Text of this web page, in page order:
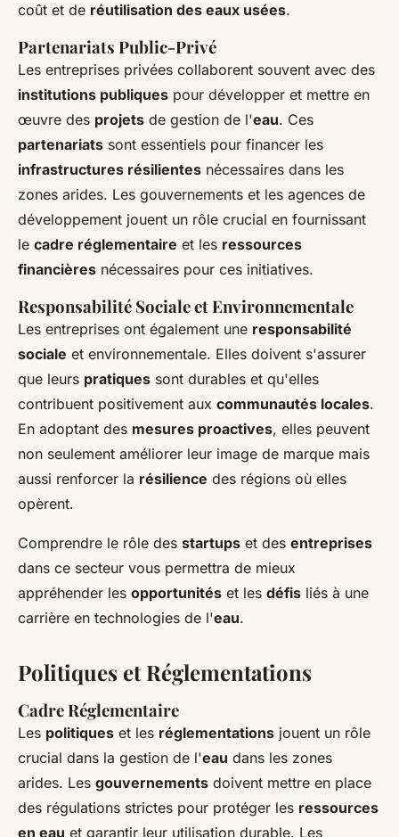
coût et de réutilisation des eaux usées.
Partenariats Public-Privé
Les entreprises privées collaborent souvent avec des
institutions publiques pour développer et mettre en
œuvre des projets de gestion de l'eau. Ces
partenariats sont essentiels pour financer les
infrastructures résilientes nécessaires dans les
zones arides. Les gouvernements et les agences de
développement jouent un rôle crucial en fournissant
le cadre réglementaire et les ressources
financières nécessaires pour ces initiatives.
Responsabilité Sociale et Environnementale
Les entreprises ont également une responsabilité
sociale et environnementale. Elles doivent s'assurer
que leurs pratiques sont durables et qu'elles
contribuent positivement aux communautés locales.
En adoptant des mesures proactives, elles peuvent
non seulement améliorer leur image de marque mais
aussi renforcer la résilience des régions où elles
opèrent.
Comprendre le rôle des startups et des entreprises
dans ce secteur vous permettra de mieux
appréhender les opportunités et les défis liés à une
carrière en technologies de l'eau.
Politiques et Réglementations
Cadre Réglementaire
Les politiques et les réglementations jouent un rôle
crucial dans la gestion de l'eau dans les zones
arides. Les gouvernements doivent mettre en place
des régulations strictes pour protéger les ressources
en eau et garantir leur utilisation durable. Les